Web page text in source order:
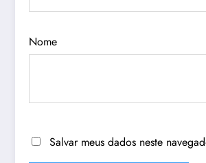
Nome
Salvar meus dados neste